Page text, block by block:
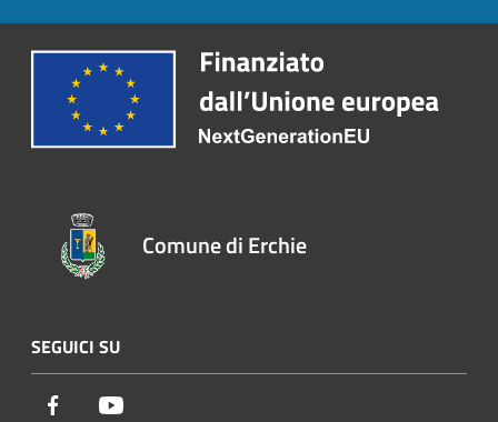
Comune di Erchie
SEGUICI SU
Facebook